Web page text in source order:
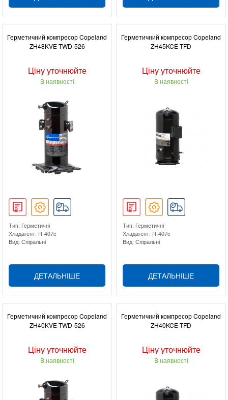
Герметичний компресор Copeland
ZH48KVE-TWD-526
Ціну уточнюйте
В наявності
Тип: Герметичні
Хладагент: R-407c
Вид: Спіральні
ДЕТАЛЬНІШЕ
Герметичний компресор Copeland
ZH45KCE-TFD
Ціну уточнюйте
В наявності
Тип: Герметичні
Хладагент: R-407c
Вид: Спіральні
ДЕТАЛЬНІШЕ
Герметичний компресор Copeland
ZH40KVE-TWD-526
Ціну уточнюйте
В наявності
Герметичний компресор Copeland
ZH40KCE-TFD
Ціну уточнюйте
В наявності